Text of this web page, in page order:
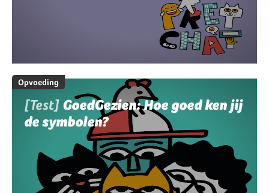
Opvoeding
[Test] GoedGezien: Hoe goed ken jij
de symbolen?